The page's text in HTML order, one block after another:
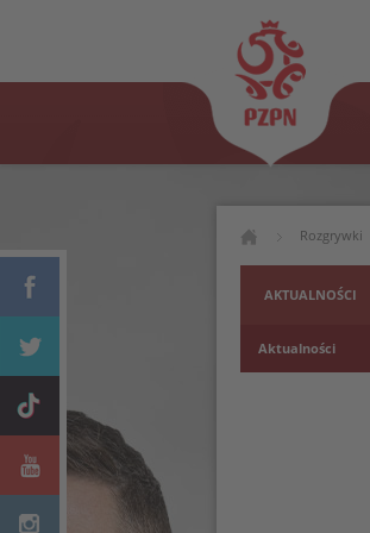
Rozgrywki
AKTUALNOŚCI
Aktualności